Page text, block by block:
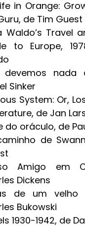
in Orange:
de Tim Guest
Waldo’s Travel
to Europe,
devemos nada
Sinker
System: Or,
de Jan
do oráculo, de
de
Amigo em
Dickens
de um velho
Bukowski
1930-1942, de